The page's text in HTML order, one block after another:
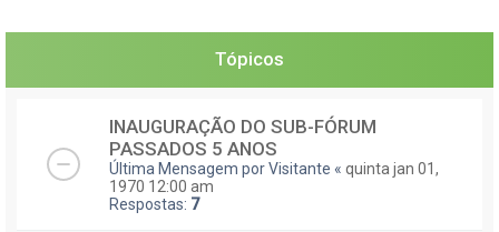
Tópicos
INAUGURAÇÃO DO SUB-FÓRUM
PASSADOS 5 ANOS
Última Mensagem porVisitante « quinta jan 01,
1970 12:00 am
Respostas: 7